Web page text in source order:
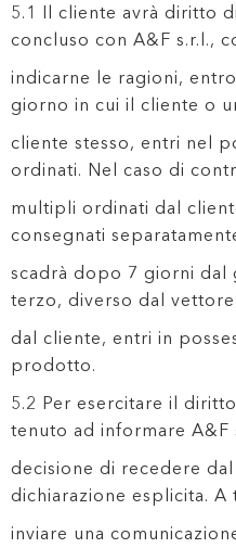
5.1 Il cliente avrà diritto
concluso con A&F s.r.l.,
indicarne le ragioni,
giorno in cui il cliente o
cliente stesso, entri nel
ordinati. Nel caso di
multipli ordinati dal
consegnati
scadrà dopo 7 giorni dal
terzo, diverso dal
dal cliente, entri in
prodotto.
5.2 Per esercitare il
tenuto ad informare A&F
decisione di recedere
dichiarazione esplicita.
inviare una